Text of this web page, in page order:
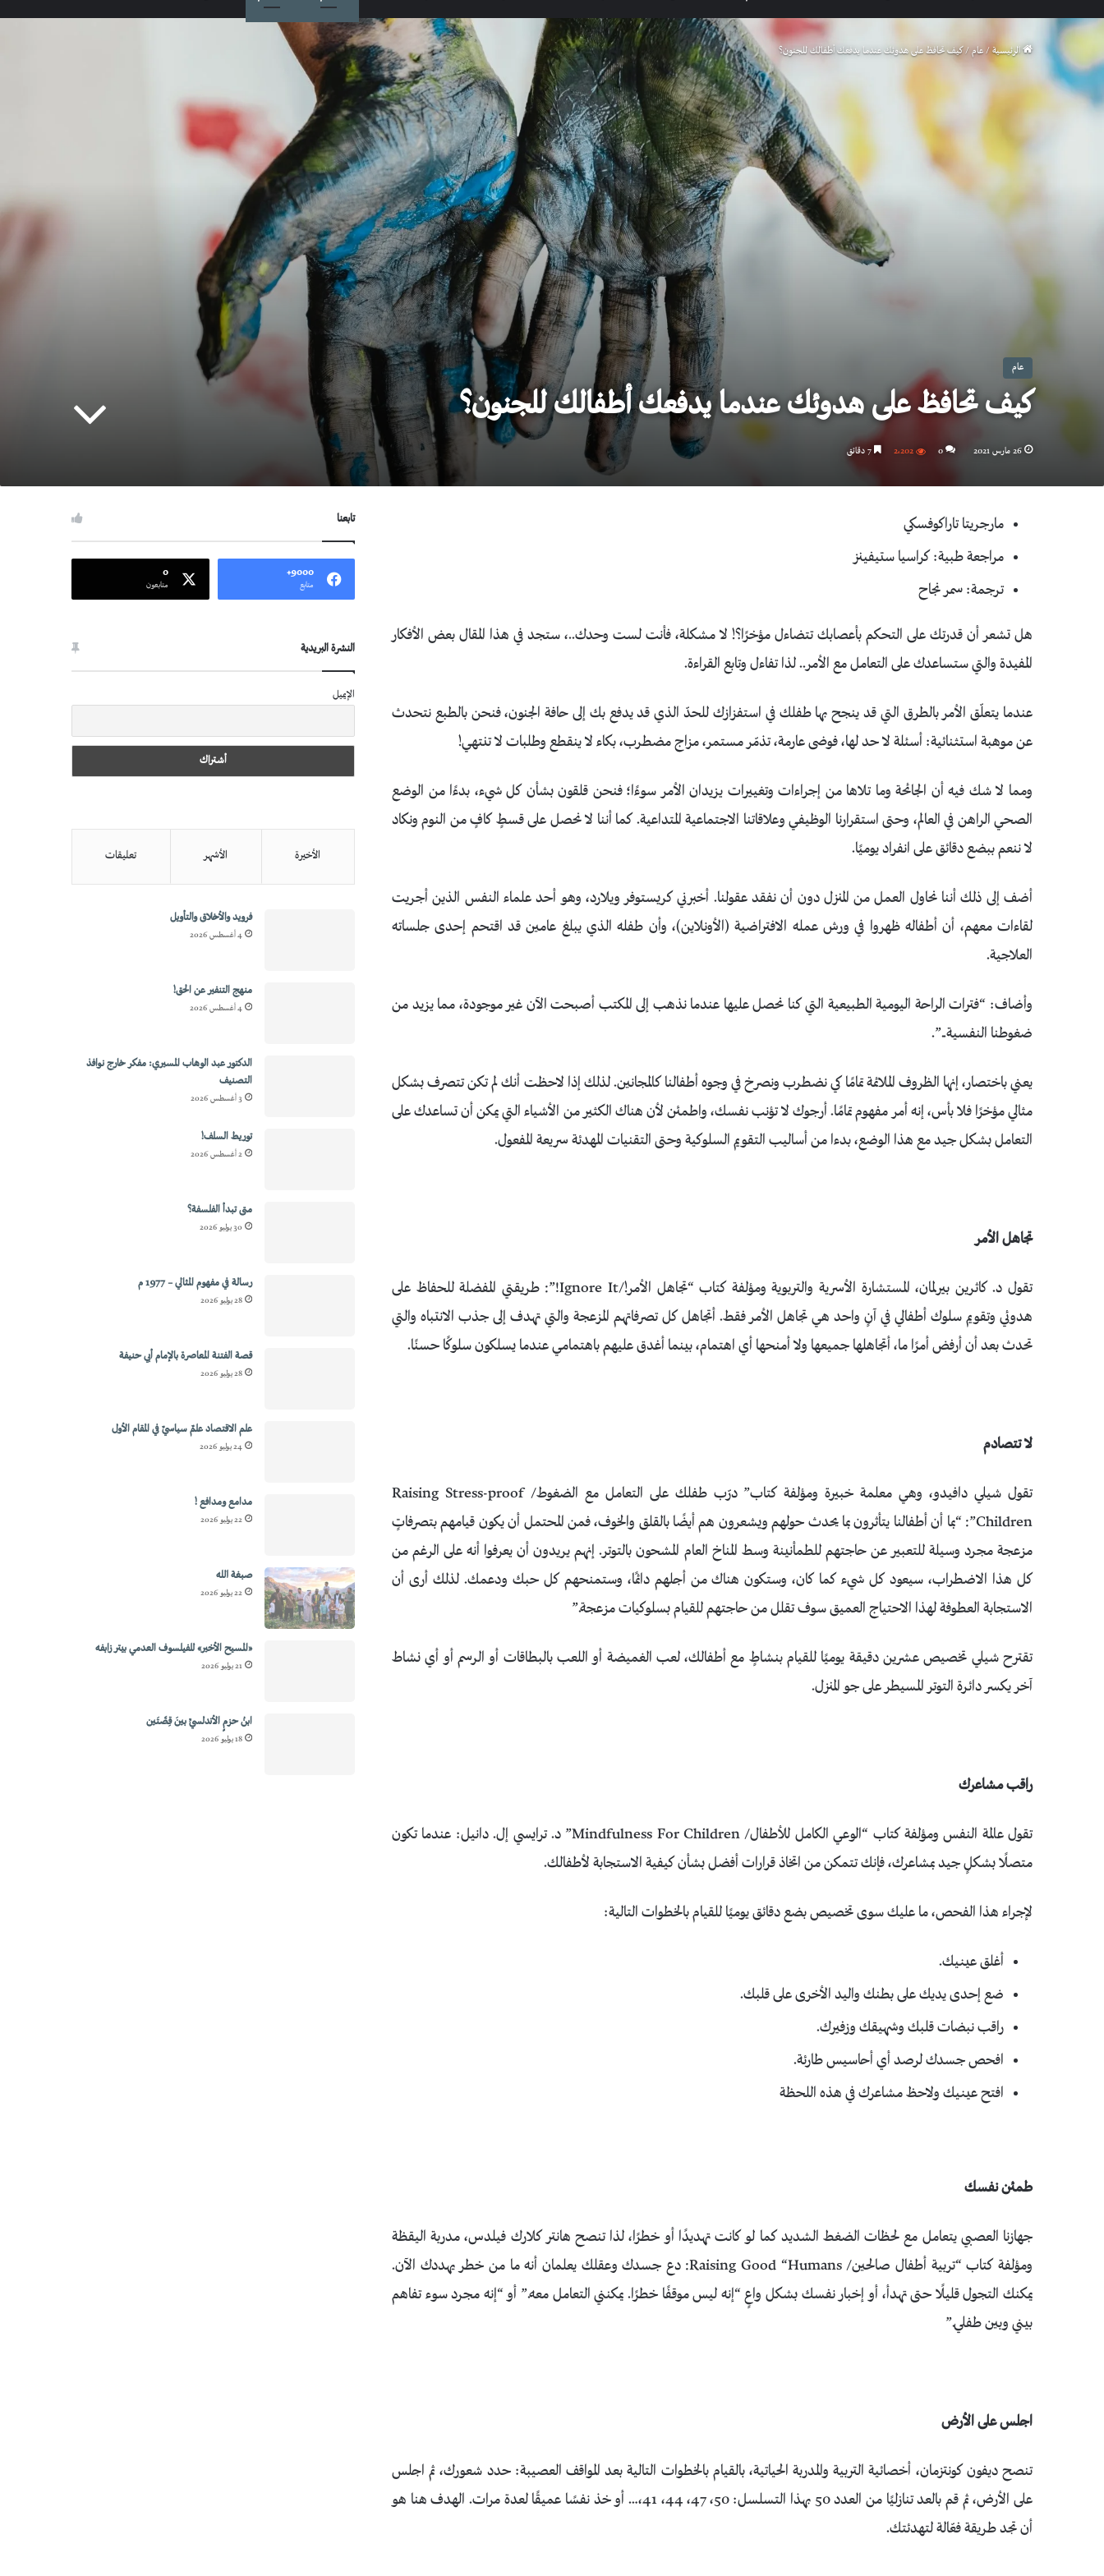
الرئيسية / عام / كيف تحافظ على هدوئك عندما يدفعك أطفالك للجنون؟
عام
كيف تحافظ على هدوئك عندما يدفعك أطفالك للجنون؟
26 مارس 2021 0 2٬202
مارجريتا تاراكوفسكي
مراجعة طبية: كراسيا ستيفينز
ترجمة: سمر نجاح
هل تشعر أن قدرتك على التحكم بأعصابك تتضاءل مؤخرًا؟! لا مشكلة، فأنت لست وحدك..، ستجد في هذا المقال بعض الأفكار
المفيدة والتي ستساعدك على التعامل مع الأمر.. لذا تفاءل وتابع القراءة.
عندما يتعلّق الأمر بالطرق التي قد ينجح بها طفلك في استفزازك للحدّ الذي قد يدفع بك إلى حافة الجنون، فنحن بالطبع نتحدث
عن موهبة استثنائية: أسئلة لا حد لها، فوضى عارمة، تذمّر مستمر، مزاج مضطرب، بكاء لا ينقطع وطلبات لا تنتهي!
ومما لا شك فيه أن الجائحة وما تلاها من إجراءات وتغييرات يزيدان الأمر سوءًا؛ فنحن قلقون بشأن كل شيء، بدءًا من الوضع
الصحي الراهن في العالم، وحتى استقرارنا الوظيفي وعلاقاتنا الاجتماعية المتداعية. كما أننا لا نحصل على قسطٍ كافٍ من النوم ونكاد
لا ننعم ببضع دقائق على انفراد يوميًا.
أضف إلى ذلك أننا نحاول العمل من المنزل دون أن نفقد عقولنا. أخبرني كريستوفر ويلارد، وهو أحد علماء النفس الذين أجريت
لقاءات معهم، أن أطفاله ظهروا في ورش عمله الافتراضية (الأونلاين)، وأن طفله الذي يبلغ عامين قد اقتحم إحدى جلساته
العلاجية.
وأضاف: “فترات الراحة اليومية الطبيعية التي كنا نحصل عليها عندما نذهب إلى المكتب أصبحت الآن غير موجودة، مما يزيد من
ضغوطنا النفسية..”.
يعني باختصار، إنها الظروف الملائمة تمامًا كي نضطرب ونصرخ في وجوه أطفالنا كالمجانين. لذلك إذا لاحظت أنك لم تكن تتصرف بشكل
مثالي مؤخرًا فلا بأس، إنه أمر مفهوم تمامًا. أرجوك لا تؤنب نفسك، واطمئن لأن هناك الكثير من الأشياء التي يمكن أن تساعدك على
التعامل بشكل جيد مع هذا الوضع، بدءا من أساليب التقويم السلوكية وحتى التقنيات المهدئة سريعة المفعول.
تجاهل الأمر
تقول د. كاثرين بيرلمان، المستشارة الأسرية والتربوية ومؤلفة كتاب “تجاهل الأمر!/Ignore It!”: طريقتي المفضلة للحفاظ على
هدوئي وتقويم سلوك أطفالي في آنٍ واحد هي تجاهل الأمر فقط. أتجاهل كل تصرفاتهم المزعجة والتي تهدف إلى جذب الانتباه والتي
تحدث بعد أن أرفض أمرًا ما، أتجاهلها جميعها ولا أمنحها أي اهتمام، بينما أغدق عليهم باهتمامي عندما يسلكون سلوكًا حسنًا.
لا تتصادم
تقول شيلي دافيدو، وهي معلمة خبيرة ومؤلفة كتاب” درّب طفلك على التعامل مع الضغوط/ Raising Stress-proof
Children”: “بما أن أطفالنا يتأثرون بما يحدث حولهم ويشعرون هم أيضًا بالقلق والخوف، فمن المحتمل أن يكون قيامهم بتصرفاتٍ
مزعجة مجرد وسيلة للتعبير عن حاجتهم للطمأنينة وسط المناخ العام المشحون بالتوتر. إنهم يريدون أن يعرفوا أنه على الرغم من
كل هذا الاضطراب، سيعود كل شيء كما كان، وستكون هناك من أجلهم دائمًا، وستمنحهم كل حبك ودعمك. لذلك أرى أن
الاستجابة العطوفة لهذا الاحتياج العميق سوف تقلل من حاجتهم للقيام بسلوكيات مزعجة.”
تقترح شيلي تخصيص عشرين دقيقة يوميًا للقيام بنشاطٍ مع أطفالك، لعب الغميضة أو اللعب بالبطاقات أو الرسم أو أي نشاط
آخر يكسر دائرة التوتر المسيطر على جو المنزل.
راقب مشاعرك
تقول عالمة النفس ومؤلفة كتاب “الوعي الكامل للأطفال/ Mindfulness For Children” د. ترايسي إل. دانيل: عندما تكون
متصلًا بشكلٍ جيد بمشاعرك، فإنك تتمكن من اتخاذ قرارات أفضل بشأن كيفية الاستجابة لأطفالك.
لإجراء هذا الفحص، ما عليك سوى تخصيص بضع دقائق يوميًا للقيام بالخطوات التالية:
أغلق عينيك.
ضع إحدى يديك على بطنك واليد الأخرى على قلبك.
راقب نبضات قلبك وشهيقك وزفيرك.
افحص جسدك لرصد أي أحاسيس طارئة.
افتح عينيك ولاحظ مشاعرك في هذه اللحظة
طمئن نفسك
جهازنا العصبي يتعامل مع لحظات الضغط الشديد كما لو كانت تهديدًا أو خطرًا، لذا تنصح هانتر كلارك فيلدس، مدربة اليقظة
ومؤلفة كتاب “تربية أطفال صالحين/ Raising Good “Humans: دع جسدك وعقلك يعلمان أنه ما من خطر يهددك الآن.
يمكنك التجول قليلًا حتى تهدأ، أو إخبار نفسك بشكل واعٍ “إنه ليس موقفًا خطرًا. يمكنني التعامل معه.” أو “إنه مجرد سوء تفاهم
بيني وبين طفلي.”
اجلس على الأرض
تنصح ديفون كونتزمان، أخصائية التربية والمدربة الحياتية، بالقيام بالخطوات التالية بعد المواقف العصيبة: حدد شعورك، ثم اجلس
على الأرض، ثم قم بالعد تنازليًا من العدد 50 بهذا التسلسل: 50، 47، 44، 41،… أو خذ نفسًا عميقًا لعدة مرات. الهدف هنا هو
أن تجد طريقة فعّالة لتهدئتك.
تابعنا
9000+
متابع
0
متابعون
النشرة البريدية
الإيميل
الأخيرة الأشهر تعليقات
فرويد والأخلاق والتأويل
4 أغسطس 2026
منهج التنفير عن الحق!
4 أغسطس 2026
الدكتور عبد الوهاب المسيري: مفكر خارج نوافذ
التصنيف
3 أغسطس 2026
توريط السلف!
2 أغسطس 2026
متى تبدأ الفلسفة؟
30 يوليو 2026
رسالة في مفهوم المثالي – 1977 م
28 يوليو 2026
قصة الفتنة المعاصرة بالإمام أبي حنيفة
28 يوليو 2026
علم الاقتصاد علمٌ سياسيٌ في المقام الأول
24 يوليو 2026
مدامع ومدافع !
22 يوليو 2026
صبغة الله
22 يوليو 2026
«المسيح الأخير» للفيلسوف العدمي بيتر زابفه
21 يوليو 2026
ابنُ حزمٍ الأندلسيِّ بينَ قِصَّتَين
18 يوليو 2026